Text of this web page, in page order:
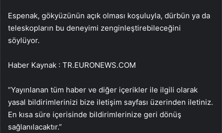
Espenak, gökyüzünün açık olması koşuluyla, dürbün ya da
teleskopların bu deneyimi zenginleştirebileceğini
söylüyor.
Haber Kaynak : TR.EURONEWS.COM
“Yayınlanan tüm haber ve diğer içerikler ile ilgili olarak
yasal bildirimlerinizi bize iletişim sayfası üzerinden iletiniz.
En kısa süre içerisinde bildirimlerinize geri dönüş
sağlanılacaktır.”